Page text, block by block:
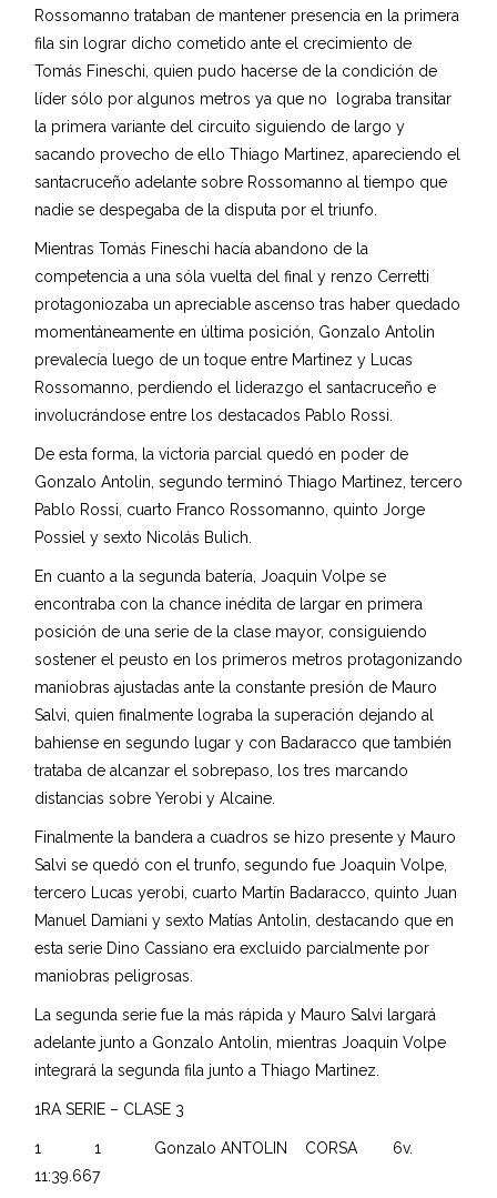
Rossomanno trataban de mantener presencia en la primera
fila sin lograr dicho cometido ante el crecimiento de
Tomás Fineschi, quien pudo hacerse de la condición de
líder sólo por algunos metros ya que no lograba transitar
la primera variante del circuito siguiendo de largo y
sacando provecho de ello Thiago Martinez, apareciendo el
santacruceño adelante sobre Rossomanno al tiempo que
nadie se despegaba de la disputa por el triunfo.
Mientras Tomás Fineschi hacía abandono de la
competencia a una sóla vuelta del final y renzo Cerretti
protagoniozaba un apreciable ascenso tras haber quedado
momentáneamente en última posición, Gonzalo Antolin
prevalecía luego de un toque entre Martinez y Lucas
Rossomanno, perdiendo el liderazgo el santacruceño e
involucrándose entre los destacados Pablo Rossi.
De esta forma, la victoria parcial quedó en poder de
Gonzalo Antolin, segundo terminó Thiago Martinez, tercero
Pablo Rossi, cuarto Franco Rossomanno, quinto Jorge
Possiel y sexto Nicolás Bulich.
En cuanto a la segunda batería, Joaquin Volpe se
encontraba con la chance inédita de largar en primera
posición de una serie de la clase mayor, consiguiendo
sostener el peusto en los primeros metros protagonizando
maniobras ajustadas ante la constante presión de Mauro
Salvi, quien finalmente lograba la superación dejando al
bahiense en segundo lugar y con Badaracco que también
trataba de alcanzar el sobrepaso, los tres marcando
distancias sobre Yerobi y Alcaine.
Finalmente la bandera a cuadros se hizo presente y Mauro
Salvi se quedó con el trunfo, segundo fue Joaquin Volpe,
tercero Lucas yerobi, cuarto Martín Badaracco, quinto Juan
Manuel Damiani y sexto Matías Antolin, destacando que en
esta serie Dino Cassiano era excluido parcialmente por
maniobras peligrosas.
La segunda serie fue la más rápida y Mauro Salvi largará
adelante junto a Gonzalo Antolin, mientras Joaquin Volpe
integrará la segunda fila junto a Thiago Martinez.
1RA SERIE – CLASE 3
1 1 Gonzalo ANTOLIN CORSA 6v.
11:39.667